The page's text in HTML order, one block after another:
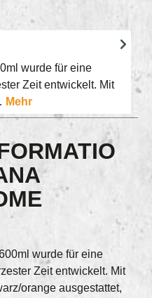
wurde für eine
Zeit entwickelt. Mit
Mehr
wurde für eine
Zeit entwickelt. Mit
orange ausgestattet,